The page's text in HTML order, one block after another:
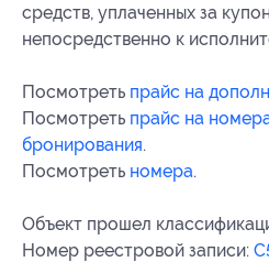
средств, уплаченных за
непосредственно к
Посмотреть прайс на
Посмотреть прайс на
бронирования.
Посмотреть номера.
Объект прошел
Номер реестровой записи: